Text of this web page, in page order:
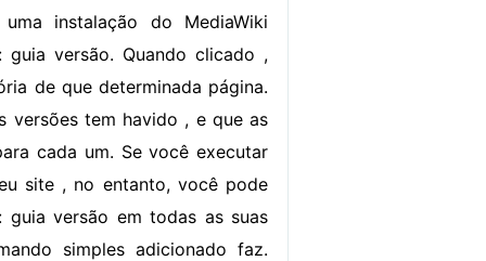
instalação do MediaWiki
guia versão. Quando clicado ,
de que determinada página.
versões tem havido , e que as
cada um. Se você executar
site , no entanto, você pode
guia versão em todas as suas
simples adicionado faz.